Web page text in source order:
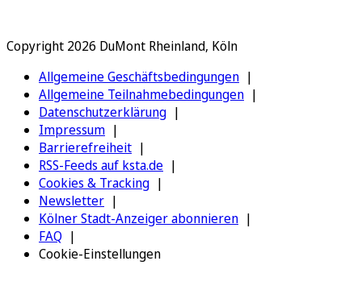
Copyright 2026 DuMont Rheinland, Köln
Allgemeine Geschäftsbedingungen
Allgemeine Teilnahmebedingungen
Datenschutzerklärung
Impressum
Barrierefreiheit
RSS-Feeds auf ksta.de
Cookies & Tracking
Newsletter
Kölner Stadt-Anzeiger abonnieren
FAQ
Cookie-Einstellungen